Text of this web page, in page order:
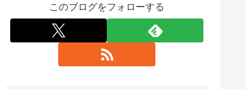
このブログをフォローする